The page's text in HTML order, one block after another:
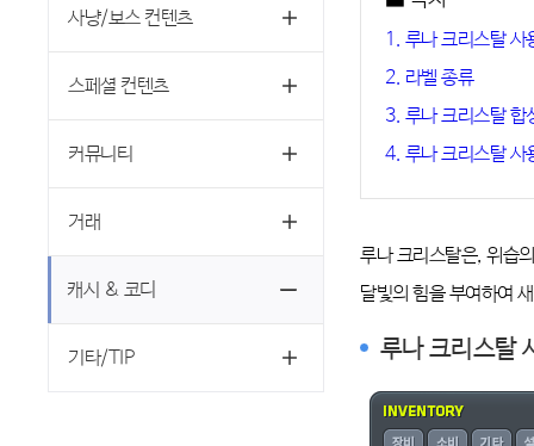
사냥/보스 컨텐츠
스페셜 컨텐츠
커뮤니티
거래
캐시 & 코디
기타/TIP
1. 루나 크리스탈 사
2. 라벨 종류
3. 루나 크리스탈 합
4. 루나 크리스탈 사
루나 크리스탈은, 위습
달빛의 힘을 부여하여
루나 크리스탈